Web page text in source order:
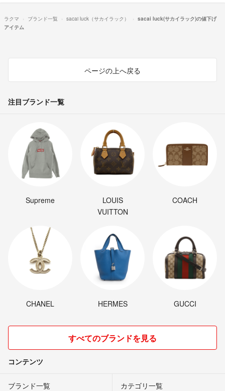
ラクマ ブランド一覧 sacai luck（サカイラック）
sacai luck(サカイラック)の値下げ
アイテム
ページの上へ戻る
注目ブランド一覧
Supreme
LOUIS
VUITTON
COACH
CHANEL HERMES GUCCI
すべてのブランドを見る
コンテンツ
ブランド一覧 カテゴリ一覧